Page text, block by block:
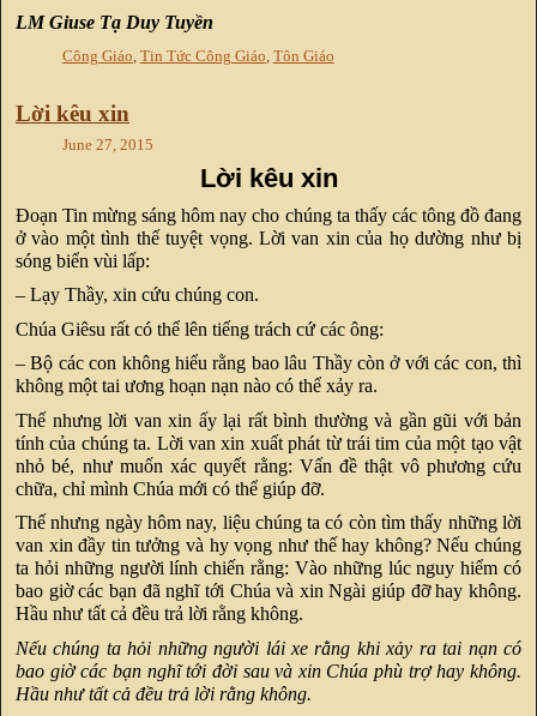
LM Giuse Tạ Duy Tuyền
Công Giáo Tin Tức Công Giáo Tôn Giáo
Lời kêu xin
June 27, 2015
Lời kêu xin
Đoạn Tin mừng sáng hôm nay cho chúng ta thấy các tông đồ đang
ở vào một tình thế tuyệt vọng. Lời van xin của họ dường như bị
sóng biển vùi lấp:
– Lạy Thầy, xin cứu chúng con.
Chúa Giêsu rất có thể lên tiếng trách cứ các ông:
– Bộ các con không hiểu rằng bao lâu Thầy còn ở với các con, thì
không một tai ương hoạn nạn nào có thể xảy ra.
Thế nhưng lời van xin ấy lại rất bình thường và gần gũi với bản
tính của chúng ta. Lời van xin xuất phát từ trái tim của một tạo vật
nhỏ bé, như muốn xác quyết rằng: Vấn đề thật vô phương cứu
chữa, chỉ mình Chúa mới có thể giúp đỡ.
Thế nhưng ngày hôm nay, liệu chúng ta có còn tìm thấy những lời
van xin đầy tin tưởng và hy vọng như thế hay không? Nếu chúng
ta hỏi những người lính chiến rằng: Vào những lúc nguy hiểm có
bao giờ các bạn đã nghĩ tới Chúa và xin Ngài giúp đỡ hay không.
Hầu như tất cả đều trả lời rằng không.
Nếu chúng ta hỏi những người lái xe rằng khi xảy ra tai nạn có
bao giờ các bạn nghĩ tới đời sau và xin Chúa phù trợ hay không.
Hầu như tất cả đều trả lời rằng không.